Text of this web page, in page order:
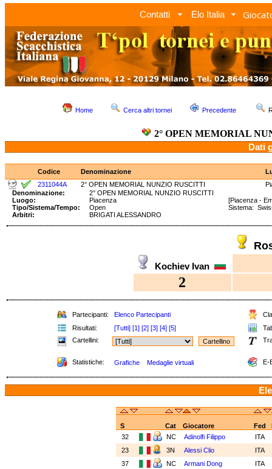
Contatti Elo Italia
Home Cerca altri tornei Precedente
2° OPEN MEMORIAL
Dati
Codice Denominazione
2311044A
2° OPEN MEMORIAL NUNZIO RUSCITTI
Denominazione:
2° OPEN MEMORIAL NUNZIO RUSCITTI
Luogo:
Piacenza
[Piacenza -
Tipo/Sistema/Tempo:
Open
Sistema:
Arbitri:
BRIGATI ALESSANDRO
Kochiev Ivan
2
Partecipanti: Elenco Partecipanti
Risultati:
[Tutti] [1] [2] [3] [4] [5]
Cartellini:
Statistiche: Grafiche Medaglie virtuali E-
S Cat Giocatore Fed
32
NC Adinolfi Filippo
ITA
23
3N Alessi Clio
ITA
37
NC Armani Dong
ITA